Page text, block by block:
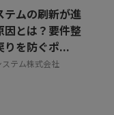
テムの刷新が進
因とは？要件整
りを防ぐポ...
ステム株式会社